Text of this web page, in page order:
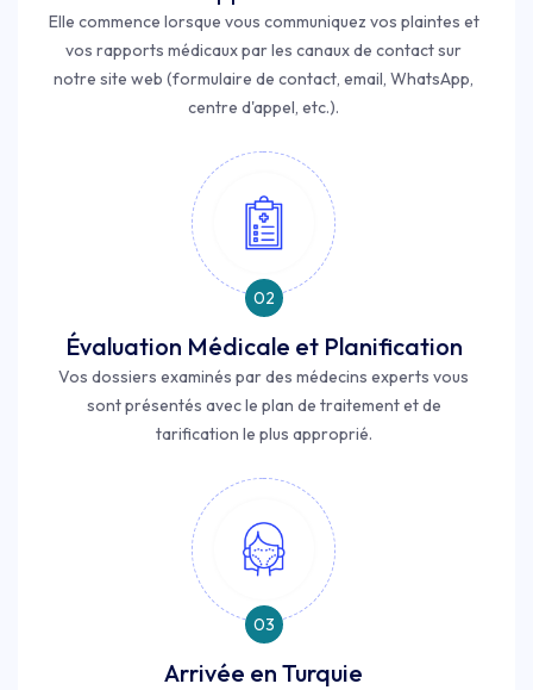
Elle commence lorsque vous communiquez vos plaintes et
vos rapports médicaux par les canaux de contact sur
notre site web (formulaire de contact, email, WhatsApp,
centre d'appel, etc.).
02
Évaluation Médicale et Planification
Vos dossiers examinés par des médecins experts vous
sont présentés avec le plan de traitement et de
tarification le plus approprié.
03
Arrivée en Turquie